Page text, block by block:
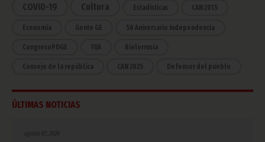
COVID-19 Cultura Estadísticas CAN 2015
Economía Gente GE 50 Aniversario Independencia
CongresoPDGE FIJA Bielorrusia
Consejo de la república CAN 2025 Defensor del pueblo
ÚLTIMAS NOTICIAS
agosto 07, 2026